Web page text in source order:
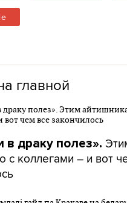
главной
в драку полез».
с коллегами – и вот